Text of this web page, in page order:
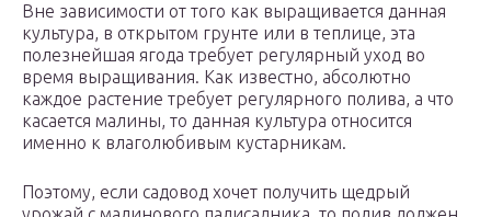
Вне зависимости от того как выращивается данная
культура, в открытом грунте или в теплице, эта
полезнейшая ягода требует регулярный уход во
время выращивания. Как известно, абсолютно
каждое растение требует регулярного полива, а что
касается малины, то данная культура относится
именно к влаголюбивым кустарникам.
Поэтому, если садовод хочет получить щедрый